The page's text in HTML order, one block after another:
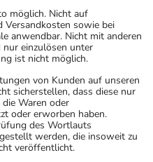
möglich. Nicht auf
Versandkosten sowie bei
anwendbar. Nicht mit anderen
einzulösen unter
ist nicht möglich.
von Kunden auf unseren
sicherstellen, dass diese nur
Waren oder
oder erworben haben.
des Wortlauts
werden, die insoweit zu
veröffentlicht.